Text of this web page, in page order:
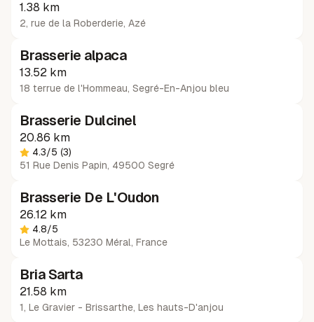
1.38 km
2, rue de la Roberderie, Azé
Brasserie alpaca
13.52 km
18 terrue de l'Hommeau, Segré-En-Anjou bleu
Brasserie Dulcinel
20.86 km
4.3/5 (3)
51 Rue Denis Papin, 49500 Segré
Brasserie De L'Oudon
26.12 km
4.8/5
Le Mottais, 53230 Méral, France
Bria Sarta
21.58 km
1, Le Gravier - Brissarthe, Les hauts-D'anjou